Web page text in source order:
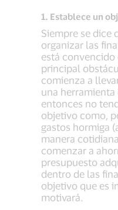
1. Establece un
Siempre se dice
organizar las
está convencido
principal
comienza a
una herramienta
entonces no
objetivo como,
gastos hormiga
manera
comenzar a
presupuesto
dentro de las
objetivo que es
motivará.